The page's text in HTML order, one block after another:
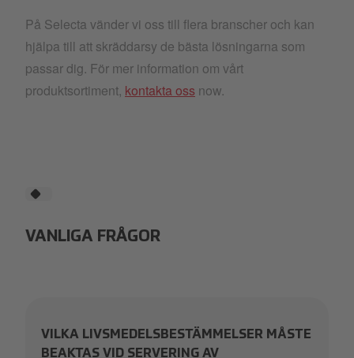
På Selecta vänder vi oss till flera branscher och kan
hjälpa till att skräddarsy de bästa lösningarna som
passar dig. För mer information om vårt
produktsortiment, kontakta oss now.
VANLIGA FRÅGOR
VILKA LIVSMEDELSBESTÄMMELSER MÅSTE
BEAKTAS VID SERVERING AV